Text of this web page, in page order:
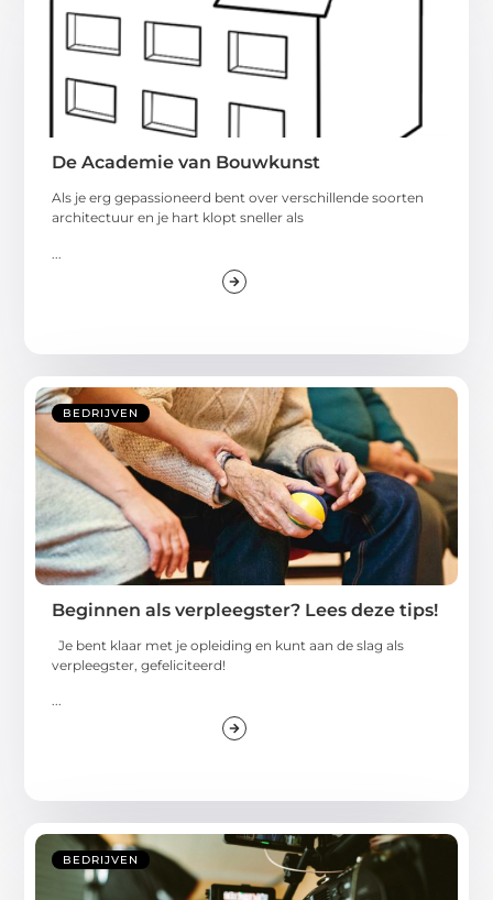
De Academie van Bouwkunst
Als je erg gepassioneerd bent over verschillende soorten
architectuur en je hart klopt sneller als
BEDRIJVEN
Beginnen als verpleegster? Lees deze tips!
Je bent klaar met je opleiding en kunt aan de slag als
verpleegster, gefeliciteerd!
...
BEDRIJVEN